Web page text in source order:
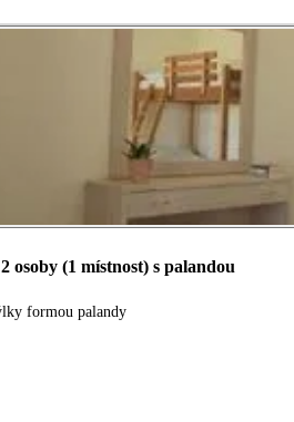
osoby (1 místnost) s palandou
formou palandy